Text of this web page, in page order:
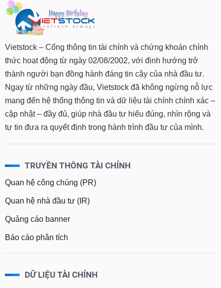
Vietstock – Cổng thông tin tài chính và chứng khoán chính
thức hoạt động từ ngày 02/08/2002, với định hướng trở
thành người bạn đồng hành đáng tin cậy của nhà đầu tư.
Ngay từ những ngày đầu, Vietstock đã không ngừng nỗ lực
mang đến hệ thống thông tin và dữ liệu tài chính chính xác –
cập nhật – đầy đủ, giúp nhà đầu tư hiểu đúng, nhìn rộng và
tự tin đưa ra quyết định trong hành trình đầu tư của mình.
TRUYỀN THÔNG TÀI CHÍNH
Quan hệ công chúng (PR)
Quan hệ nhà đầu tư (IR)
Quảng cáo banner
Báo cáo phân tích
DỮ LIỆU TÀI CHÍNH
ÍCH
BẤT
SẢN
Mã
chứng
khoán
(-)
Lãnh
đạo
(-)
Tất cả Người nội bộ
Tin
tức